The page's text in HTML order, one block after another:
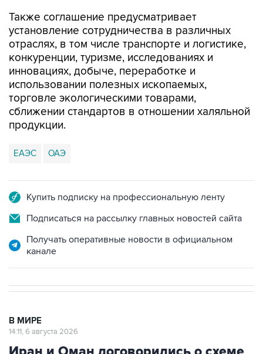
Также соглашение предусматривает
установление сотрудничества в различных
отраслях, в том числе транспорте и логистике,
конкуренции, туризме, исследованиях и
инновациях, добыче, переработке и
использовании полезных ископаемых,
торговле экологическими товарами,
сближении стандартов в отношении халяльной
продукции.
ЕАЭС ОАЭ
Купить подписку на профессиональную ленту
Подписаться на рассылку главных новостей сайта
Получать оперативные новости в официальном
канале
В МИРЕ
14:11, 6 августа 2026